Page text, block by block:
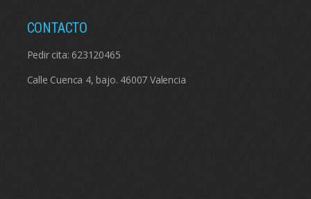
CONTACTO
Pedir cita: 623120465
Calle Cuenca 4, bajo. 46007 Valencia